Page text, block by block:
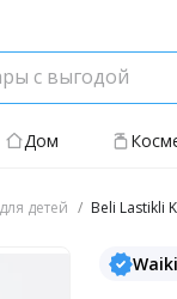
Дом
детей Beli Lastikli